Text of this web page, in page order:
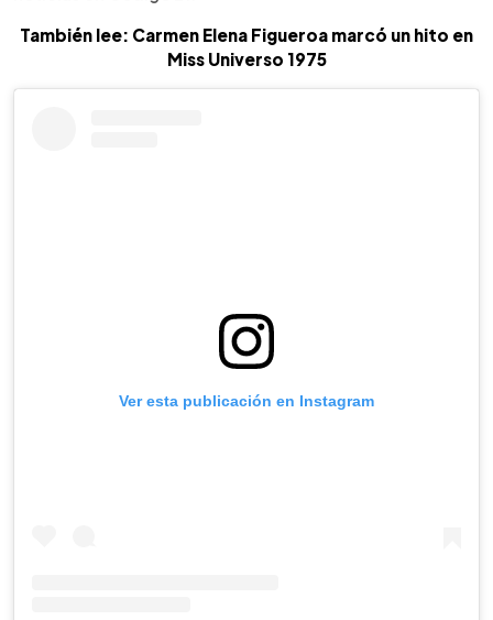
También lee: Carmen Elena Figueroa marcó un hito en
Miss Universo 1975
Ver esta publicación en Instagram